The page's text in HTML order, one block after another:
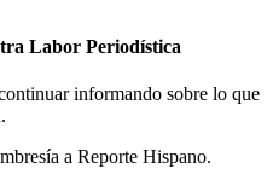
Labor Periodística
informando sobre lo que
a Reporte Hispano.